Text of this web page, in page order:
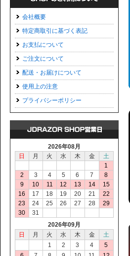
会社概要
特定商取引に基づく表記
お支払について
ご注文について
配送・お届けについて
使用上の注意
プライバシーポリシー
2026年08月
日
月 火 水 木 金
土
1
2
3 4 5 6 7
8
9
10 11 12 13 14
15
16
17 18 19 20 21
22
23
24 25 26 27 28
29
30
31
2026年09月
日
月 火 水 木 金
土
1
2 3 4
5